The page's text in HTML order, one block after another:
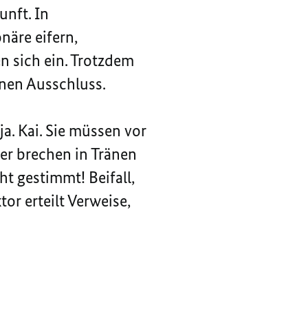
In
eifern,
sich ein. Trotzdem
Ausschluss.
Kai. Sie müssen vor
brechen in Tränen
gestimmt! Beifall,
erteilt Verweise,